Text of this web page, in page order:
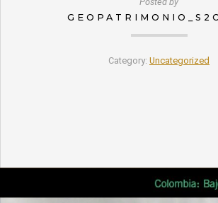
Category: Uncategorized